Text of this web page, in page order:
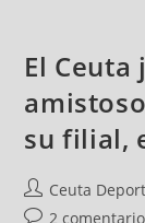
El
su filial,
Ceuta
2